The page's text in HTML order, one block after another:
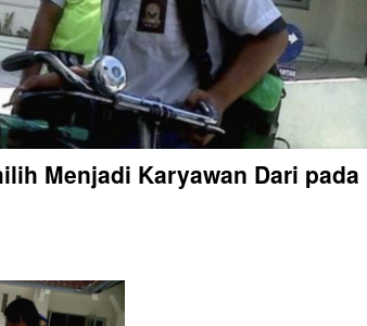
Menjadi Karyawan Dari pada